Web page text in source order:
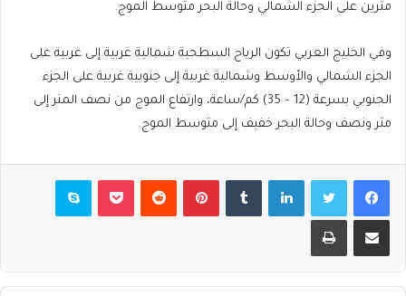
مترين على الجزء الشمالي وحالة البحر متوسط الموج.
وفي الخليج العربي تكون الرياح السطحية شمالية غربية إلى غربية على
الجزء الشمالي والأوسط وشمالية غربية إلى جنوبية غربية على الجزء
الجنوبي بسرعة (12 – 35) كم/ساعة، وارتفاع الموج من نصف المتر إلى
متر ونصف وحالة البحر خفيف إلى متوسط الموج.
فيسبوكتويتر لينكدإن بينتيريست بوكيت سكايب
مشاركة عبر البريد طباعة